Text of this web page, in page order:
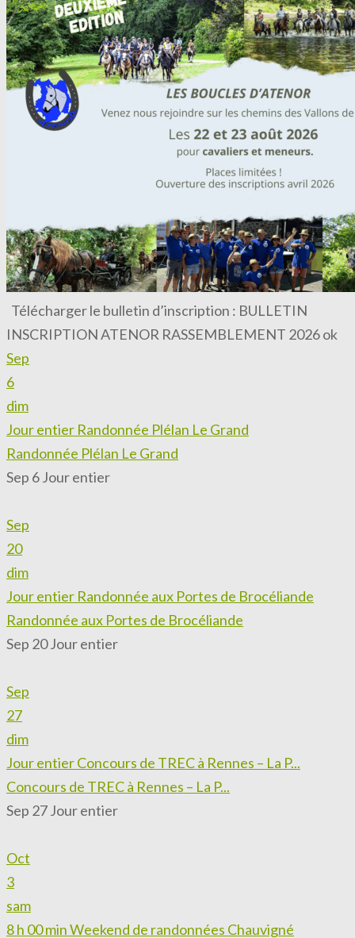
Télécharger le bulletin d’inscription : BULLETIN
INSCRIPTION ATENOR RASSEMBLEMENT 2026 ok
Sep
6
dim
Jour entier Randonnée Plélan Le Grand
Randonnée Plélan Le Grand
Sep 6Jour entier
Sep
20
dim
Jour entier Randonnée aux Portes de Brocéliande
Randonnée aux Portes de Brocéliande
Sep 20Jour entier
Sep
27
dim
Jour entierConcours de TREC à Rennes – La P...
Concours de TREC à Rennes – La P...
Sep 27Jour entier
Oct
3
sam
8 h 00 minWeekend de randonnées Chauvigné